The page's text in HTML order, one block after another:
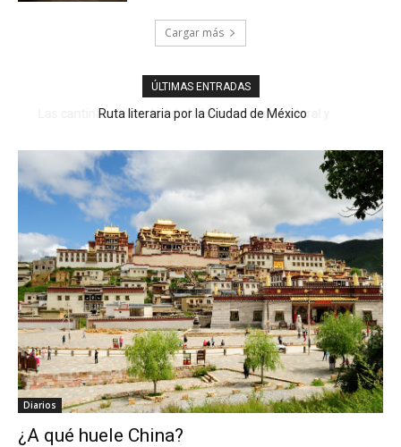
Cargar más
ÚLTIMAS ENTRADAS
Ruta literaria por la Ciudad de México
Diarios
¿A qué huele China?